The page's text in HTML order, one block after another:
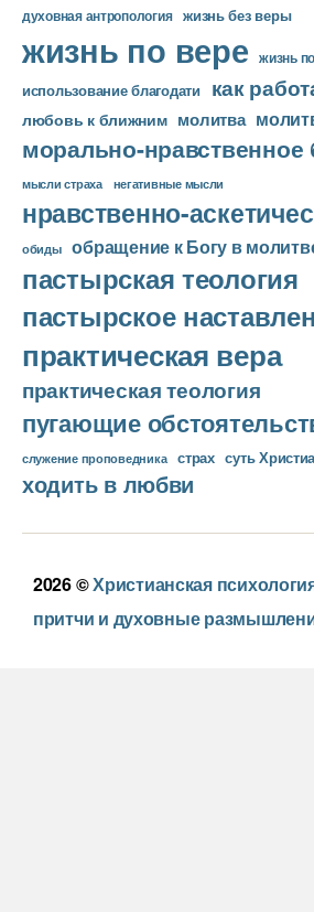
духовная антропология жизнь без веры
жизнь по вере жизнь
использование благодати как
любовь к ближним молитва
морально-нравственное
мысли страха негативные мысли
нравственно-
обиды обращение к Богу в
пастырская теология
пастырское
практическая вера
практическая теология
пугающие
служение проповедника страх суть
ходить в любви
2026 ©Христианская
притчи и духовные